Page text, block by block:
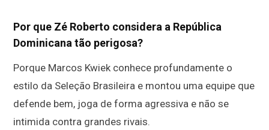
Por que Zé Roberto considera a República
Dominicana tão perigosa?
Porque Marcos Kwiek conhece profundamente o
estilo da Seleção Brasileira e montou uma equipe que
defende bem, joga de forma agressiva e não se
intimida contra grandes rivais.